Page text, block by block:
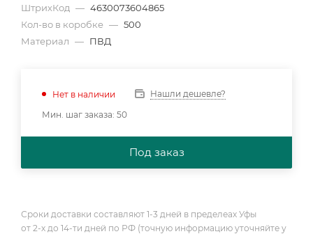
ШтрихКод — 4630073604865
Кол-во в коробке — 500
Материал — ПВД
Нет в наличии
Нашли дешевле?
Мин. шаг заказа: 50
Под заказ
Сроки доставки составляют 1-3 дней в пределеах Уфы
от 2-х до 14-ти дней по РФ (точную информацию уточняйте у